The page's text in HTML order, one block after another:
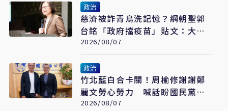
政治
慈濟被詐青鳥洗記憶？網朝聖郭
台銘「政府擋疫苗」貼文：大小
姐說不要買
2026/08/07
政治
竹北藍白合卡關！周榆修謝謝鄭
麗文勞心勞力 喊話盼國民黨說
到做到
2026/08/07